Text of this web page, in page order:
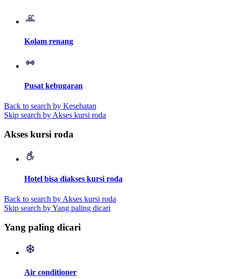
Kolam renang
Pusat kebugaran
Back to search by Kesehatan
Skip search by Akses kursi roda
Akses kursi roda
Hotel bisa diakses kursi roda
Back to search by Akses kursi roda
Skip search by Yang paling dicari
Yang paling dicari
Air conditioner